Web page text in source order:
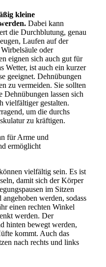
kleine
Dabei kann
die Durchblutung, genau
Laufen auf der
oder
eignen sich auch gut für
Wetter, ist auch ein kurzer
geeignet. Dehnübungen
zu vermeiden. Sie sollten
Dehnübungen lassen sich
vielfältiger gestalten.
um die durchs
zu kräftigen.
für Arme und
ermöglicht
vielfältig sein. Es ist
damit sich der Körper
im Sitzen
werden, sodass
einen rechten Winkel
werden. Der
hinten bewegt werden,
kommt. Auch das
nach rechts und links